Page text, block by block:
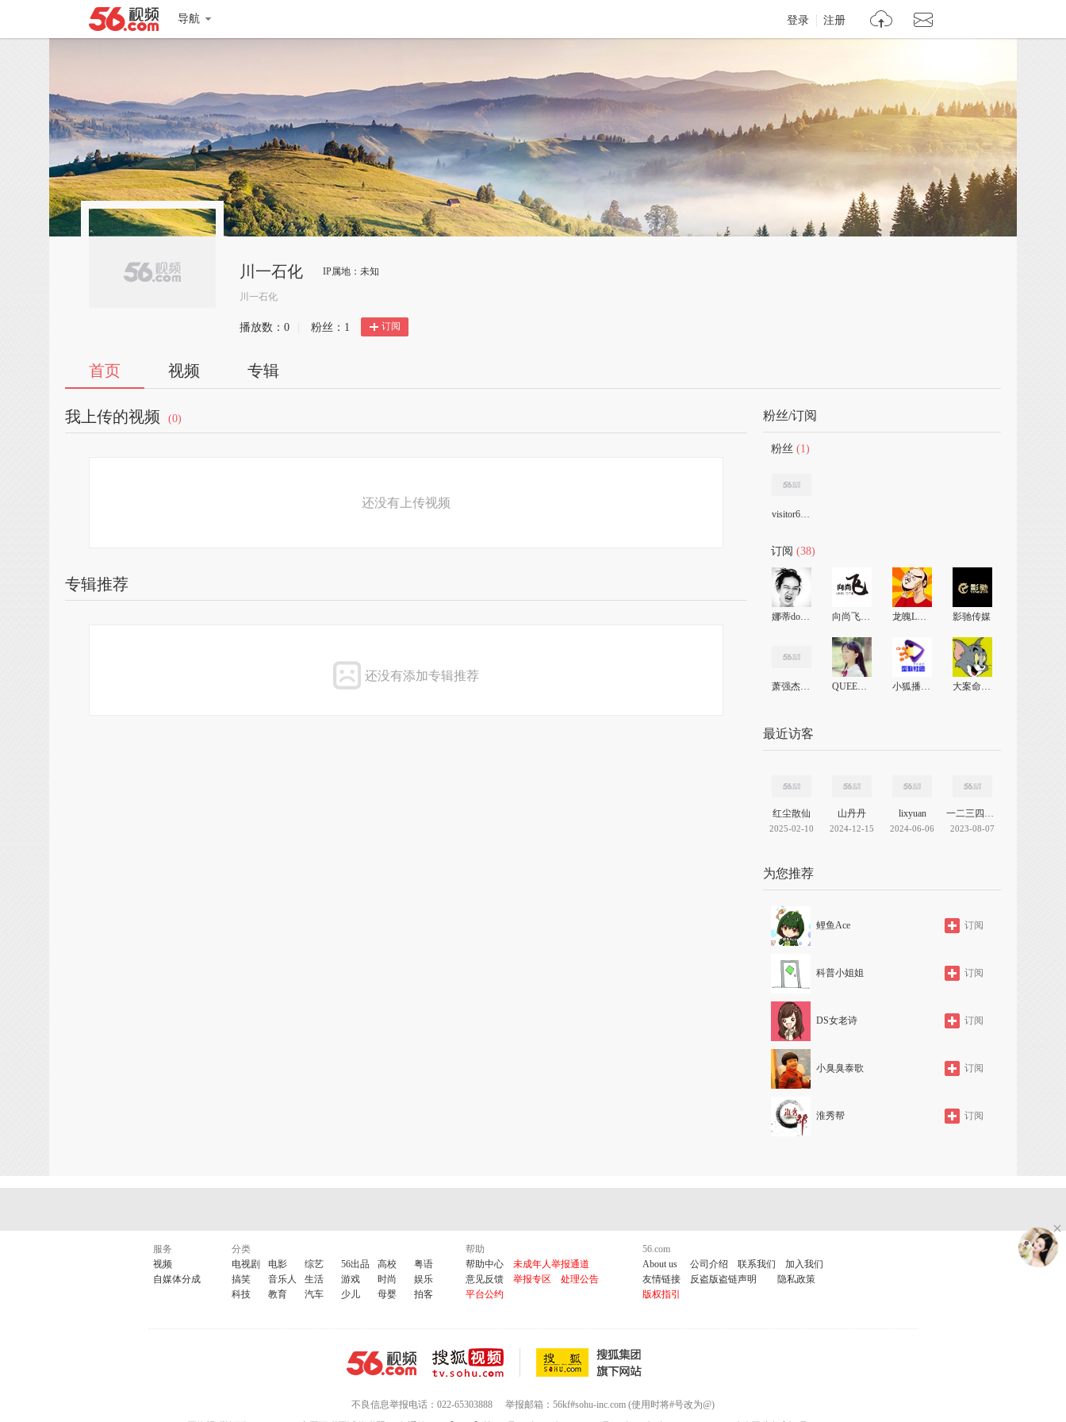
导航 登录 注册
川一石化 IP属地：未知
川一石化
播放数： 0 粉丝： 1 订阅
首页 视频 专辑
我上传的视频 (0)
还没有上传视频
专辑推荐
还没有添加专辑推荐
粉丝/订阅
粉丝 (1)
visitor653932257
订阅 (38)
娜蒂dokidoki新疆小公主 向尚飞影视传媒 龙魄Longpo 影驰传媒
萧强杰克逊 QUEENIE周玥 小狐播报人 大案命案要案在身
最近访客
红尘散仙
2025-02-10
山丹丹
2024-12-15
lixyuan
2024-06-06
一二三四五六七
2023-08-07
为您推荐
鲤鱼Ace 订阅
科普小姐姐 订阅
DS女老诗 订阅
小臭臭泰歌 订阅
淮秀帮 订阅
服务
视频
自媒体分成
分类
电视剧
电影 综艺 56出品 高校
粤语
搞笑
音乐人 生活 游戏 时尚
娱乐
科技
教育 汽车 少儿 母婴 拍客
帮助
帮助中心
未成年人举报通道
意见反馈
举报专区
处理公告
平台公约
56.com
About us
公司介绍 联系我们
加入我们
友情链接
反盗版盗链声明
隐私政策
版权指引
不良信息举报电话：022-65303888
举报邮箱：56kf#sohu-inc.com (使用时将#号改为@)